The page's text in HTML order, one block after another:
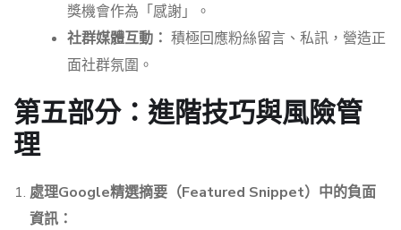
獎機會作為「感謝」。
社群媒體互動： 積極回應粉絲留言、私訊，營造正
面社群氛圍。
第五部分：進階技巧與風險管
理
處理Google精選摘要（Featured Snippet）中的負面
資訊：